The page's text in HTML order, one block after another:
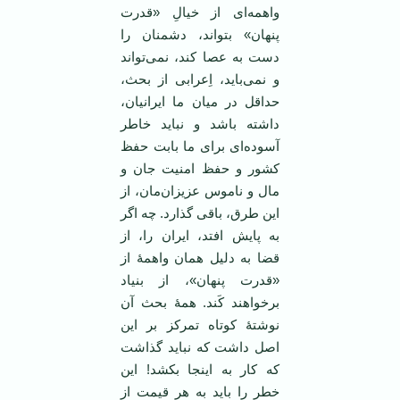
واهمه‌ای از خیالِ «قدرت
پنهان» بتواند، دشمنان را
دست به عصا کند، نمی‌تواند
و نمی‌باید، اِعرابی از بحث،
حداقل در میان ما ایرانیان،
داشته باشد و نباید خاطر
آسوده‌ای برای ما بابت حفظ
کشور و حفظ امنیت جان و
مال و ناموس عزیزان‌مان، از
این طرق، باقی گذارد. چه اگر
به پایش افتد، ایران را، از
قضا به دلیل همان واهمۀ از
«قدرت پنهان»، از بنیاد
برخواهند کَند. همۀ بحث آن
نوشتۀ کوتاه تمرکز بر این
اصل داشت که نباید گذاشت
که کار به اینجا بکشد! این
خطر را باید به هر قیمت از